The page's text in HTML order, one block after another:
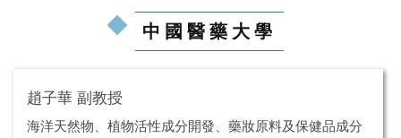
中國醫藥大學
趙子華 副教授
海洋天然物、植物活性成分開發、藥妝原料及保健品成分